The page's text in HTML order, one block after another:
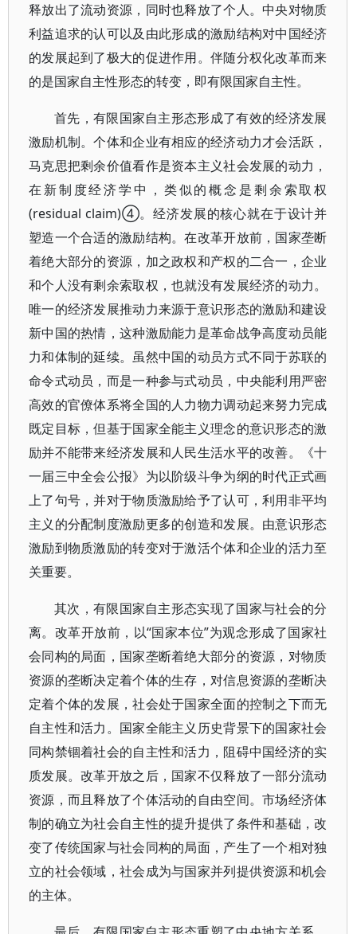
释放出了流动资源，同时也释放了个人。中央对物质
利益追求的认可以及由此形成的激励结构对中国经济
的发展起到了极大的促进作用。伴随分权化改革而来
的是国家自主性形态的转变，即有限国家自主性。
首先，有限国家自主形态形成了有效的经济发展
激励机制。个体和企业有相应的经济动力才会活跃，
马克思把剩余价值看作是资本主义社会发展的动力，
在新制度经济学中，类似的概念是剩余索取权
(residual claim)④。经济发展的核心就在于设计并
塑造一个合适的激励结构。在改革开放前，国家垄断
着绝大部分的资源，加之政权和产权的二合一，企业
和个人没有剩余索取权，也就没有发展经济的动力。
唯一的经济发展推动力来源于意识形态的激励和建设
新中国的热情，这种激励能力是革命战争高度动员能
力和体制的延续。虽然中国的动员方式不同于苏联的
命令式动员，而是一种参与式动员，中央能利用严密
高效的官僚体系将全国的人力物力调动起来努力完成
既定目标，但基于国家全能主义理念的意识形态的激
励并不能带来经济发展和人民生活水平的改善。《十
一届三中全会公报》为以阶级斗争为纲的时代正式画
上了句号，并对于物质激励给予了认可，利用非平均
主义的分配制度激励更多的创造和发展。由意识形态
激励到物质激励的转变对于激活个体和企业的活力至
关重要。
其次，有限国家自主形态实现了国家与社会的分
离。改革开放前，以“国家本位”为观念形成了国家社
会同构的局面，国家垄断着绝大部分的资源，对物质
资源的垄断决定着个体的生存，对信息资源的垄断决
定着个体的发展，社会处于国家全面的控制之下而无
自主性和活力。国家全能主义历史背景下的国家社会
同构禁锢着社会的自主性和活力，阻碍中国经济的实
质发展。改革开放之后，国家不仅释放了一部分流动
资源，而且释放了个体活动的自由空间。市场经济体
制的确立为社会自主性的提升提供了条件和基础，改
变了传统国家与社会同构的局面，产生了一个相对独
立的社会领域，社会成为与国家并列提供资源和机会
的主体。